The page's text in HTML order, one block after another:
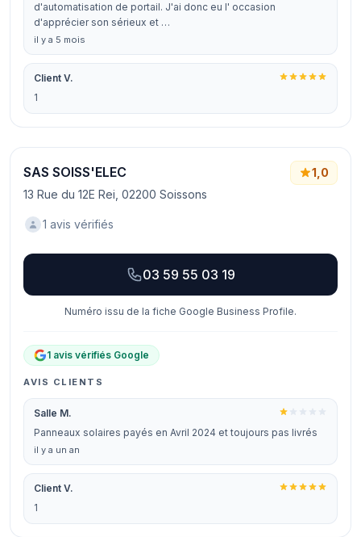
d'automatisation de portail. J'ai donc eu l' occasion
d'apprécier son sérieux et …
il y a 5 mois
Client V.
1
SAS SOISS'ELEC
13 Rue du 12E Rei, 02200 Soissons
1,0
1 avis vérifiés
03 59 55 03 19
Numéro issu de la fiche Google Business Profile.
1 avis vérifiés Google
AVIS CLIENTS
Salle M.
Panneaux solaires payés en Avril 2024 et toujours pas livrés
il y a un an
Client V.
1